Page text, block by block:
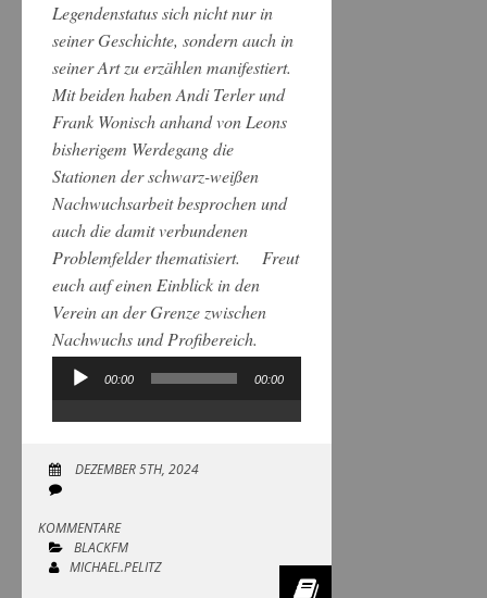
Legendenstatus sich nicht nur in
seiner Geschichte, sondern auch in
seiner Art zu erzählen manifestiert.
Mit beiden haben Andi Terler und
Frank Wonisch anhand von Leons
bisherigem Werdegang die
Stationen der schwarz-weißen
Nachwuchsarbeit besprochen und
auch die damit verbundenen
Problemfelder thematisiert. Freut
euch auf einen Einblick in den
Verein an der Grenze zwischen
Nachwuchs und Profibereich.
Audio-
00:00 00:00
DEZEMBER 5TH, 2024
KOMMENTARE
BLACKFM
MICHAEL.PELITZ